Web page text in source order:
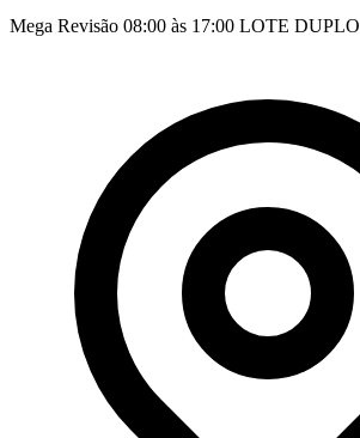
Mega Revisão 08:00 às 17:00 LOTE DUPLO